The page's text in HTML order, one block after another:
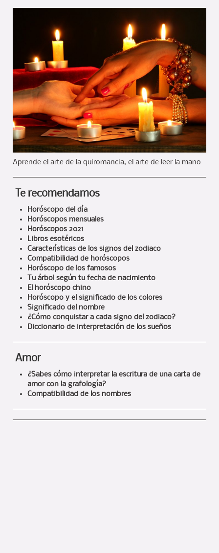
Aprende el arte de la quiromancia, el arte de leer la mano
Te recomendamos
Horóscopo del día
Horóscopos mensuales
Horóscopos 2021
Libros esotéricos
Características de los signos del zodiaco
Compatibilidad de horóscopos
Horóscopo de los famosos
Tu árbol según tu fecha de nacimiento
El horóscopo chino
Horóscopo y el significado de los colores
Significado del nombre
¿Cómo conquistar a cada signo del zodiaco?
Diccionario de interpretación de los sueños
Amor
¿Sabes cómo interpretar la escritura de una carta de
amor con la grafología?
Compatibilidad de los nombres